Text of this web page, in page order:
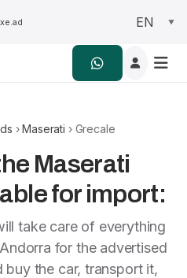
›Maserati › Grecale
Maserati
for import:
take care of everything
for the advertised
buy the car, transport it,